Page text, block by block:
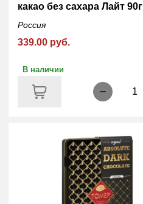
какао без сахара Лайт 90г
Россия
339.00 руб.
В наличии
1